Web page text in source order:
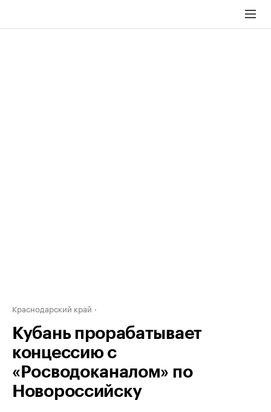
Краснодарский край
Кубань прорабатывает
концессию с
«Росводоканалом» по
Новороссийску